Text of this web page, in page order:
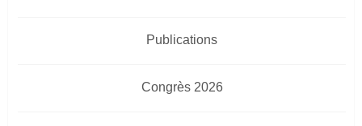
Publications
Congrès 2026